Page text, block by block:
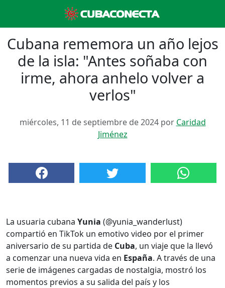
Cubana rememora un año lejos
de la isla: "Antes soñaba con
irme, ahora anhelo volver a
verlos"
miércoles, 11 de septiembre de 2024 por Caridad
Jiménez
La usuaria cubana Yunia (@yunia_wanderlust)
compartió en TikTok un emotivo video por el primer
aniversario de su partida de Cuba, un viaje que la llevó
a comenzar una nueva vida en España. A través de una
serie de imágenes cargadas de nostalgia, mostró los
momentos previos a su salida del país y los